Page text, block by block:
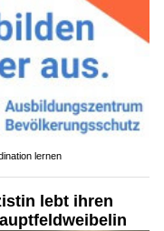
lernen
lebt ihren